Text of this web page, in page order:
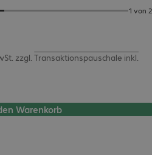
1 von 2
zzgl. Transaktionspauschale inkl.
Warenkorb